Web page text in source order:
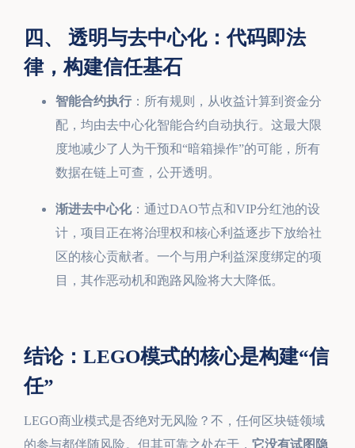
四、 透明与去中心化：代码即法
律，构建信任基石
智能合约执行：所有规则，从收益计算到资金分
配，均由去中心化智能合约自动执行。这最大限
度地减少了人为干预和“暗箱操作”的可能，所有
数据在链上可查，公开透明。
渐进去中心化：通过DAO节点和VIP分红池的设
计，项目正在将治理权和核心利益逐步下放给社
区的核心贡献者。一个与用户利益深度绑定的项
目，其作恶动机和跑路风险将大大降低。
结论：LEGO模式的核心是构建“信
任”
LEGO商业模式是否绝对无风险？不，任何区块链领域
的参与都伴随风险。但其可靠之处在于， 它没有试图隐